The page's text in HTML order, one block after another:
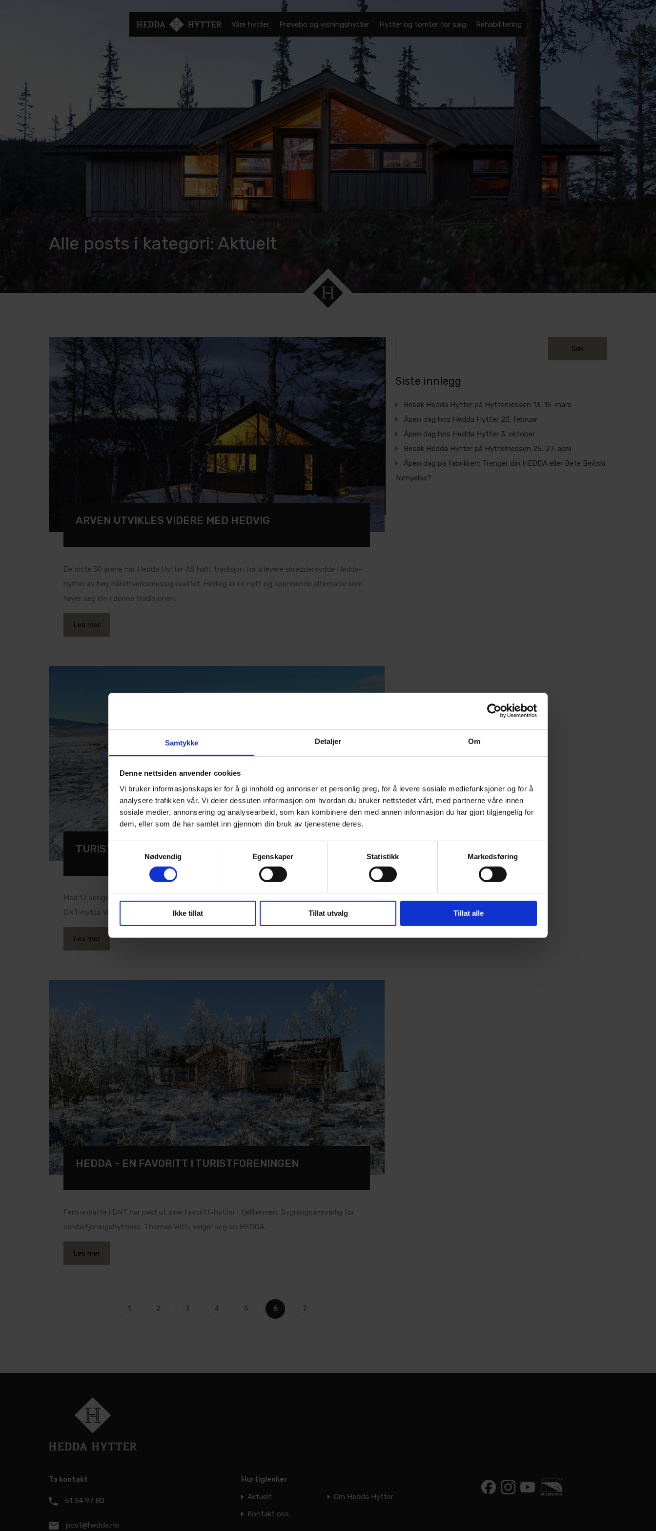
Samtykke Detaljer Om
Denne nettsiden anvender cookies
Vi bruker informasjonskapsler for å gi innhold og annonser et personlig preg, for å levere sosiale mediefunksjoner og for å
analysere trafikken vår. Vi deler dessuten informasjon om hvordan du bruker nettstedet vårt, med partnerne våre innen
sosiale medier, annonsering og analysearbeid, som kan kombinere den med annen informasjon du har gjort tilgjengelig for
dem, eller som de har samlet inn gjennom din bruk av tjenestene deres.
Samtykkevalg
Nødvendig
Egenskaper Statistikk Markedsføring
Ikke tillat Tillat utvalg Tillat alle
Våre hytter Prøvebo og visningshytter Hytter og tomter for salg Rehabilitering
Alle posts i kategori: Aktuelt
ARVEN UTVIKLES VIDERE MED HEDVIG
De siste 30 årene har Hedda Hytter AS hatt tradisjon for å levere skreddersydde Hedda-
hytter av høy håndtverksmessig kvalitet. Hedvig er et nytt og spennende alternativ som
føyer seg inn i denne tradisjonen.
Les mer
TURISTFORENINGEN VELGER HEDDA
Med 17 sengeplasser, spektakulær beliggenhet og eget rom for hunder står nå den nye
DNT-hytta Veslefjellbua på Venabygdsfjellet ved Rondane klar til å ta i mot fjellfolket.
Les mer
HEDDA – EN FAVORITT I TURISTFORENINGEN
Fem ansatte i DNT har pekt ut sine favoritt-hytter i fjellheimen. Bygningsansvarlig for
selvbetjeningshyttene, Thomas With, velger seg en HEDDA.
Les mer
1 2 3 4 5 6 7
Siste innlegg
Besøk Hedda Hytter på Hyttemessen 13.-15. mars
Åpen dag hos Hedda Hytter 20. februar
Åpen dag hos Hedda Hytter 3. oktober
Besøk Hedda Hytter på Hyttemessen 25.-27. april
Åpen dag på fabrikken: Trenger din HEDDA eller Bete Beitski
fornyelse?
Ta kontakt
61 34 97 80
post@hedda.no
Hurtiglenker
Aktuelt
Om Hedda Hytter
Kontakt oss